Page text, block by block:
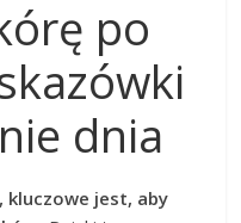
po
dnia
kluczowe jest, aby